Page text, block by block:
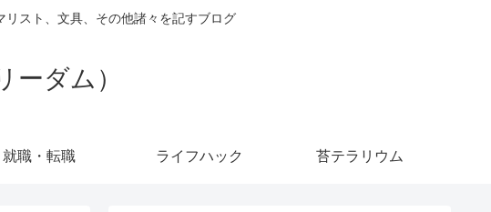
スト、文具、その他諸々を記すブログ
ーダム）
就職・転職 ライフハック 苔テラリウム